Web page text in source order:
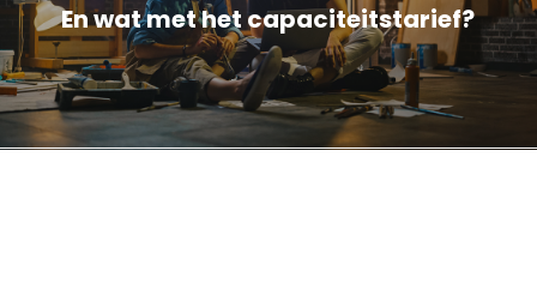
En wat met het capaciteitstarief?